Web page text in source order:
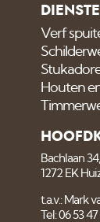
Verf
Houten
Bachlaan 34,
1272 EK
t.a.v.: Mark
Tel: 06 53 47